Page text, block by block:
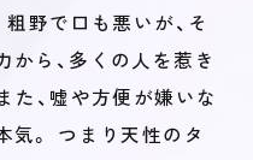
野で口も悪いが、そ
ら、多くの人を惹き
た、嘘や方便が嫌いな
気。 つまり天性のタ